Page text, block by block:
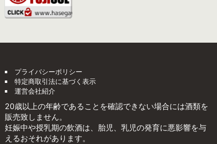
プライバシーポリシー
特定商取引法に基づく表示
運営会社紹介
20歳以上の年齢であることを確認できない場合には酒類を
販売致しません。
妊娠中や授乳期の飲酒は、胎児、乳児の発育に悪影響を与
えるおそれがあります。